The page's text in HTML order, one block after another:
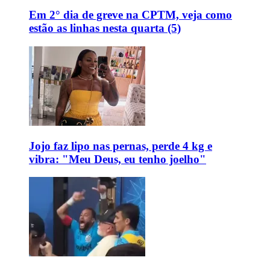
Em 2° dia de greve na CPTM, veja como
estão as linhas nesta quarta (5)
Jojo faz lipo nas pernas, perde 4 kg e
vibra: "Meu Deus, eu tenho joelho"